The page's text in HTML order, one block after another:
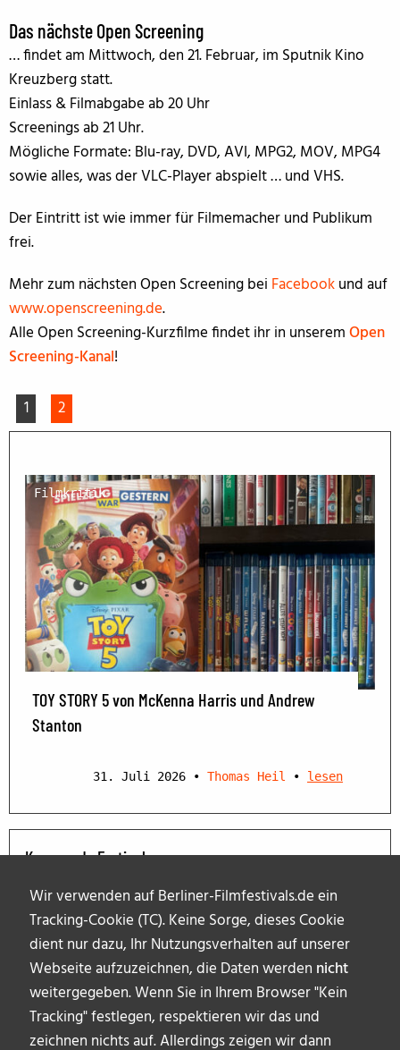
Wir verwenden auf Berliner-Filmfestivals.de ein
Tracking-Cookie (TC). Keine Sorge, dieses Cookie
dient nur dazu, Ihr Nutzungsverhalten auf unserer
Webseite aufzuzeichnen, die Daten werden nicht
weitergegeben. Wenn Sie in Ihrem Browser "Kein
Tracking" festlegen, respektieren wir das und
zeichnen nichts auf. Allerdings zeigen wir dann
Das nächsteOpen Screening
… findet am Mittwoch, den 21. Februar, im Sputnik Kino
Kreuzberg statt.
Einlass & Filmabgabe ab 20 Uhr
Screenings ab 21 Uhr.
Mögliche Formate: Blu-ray, DVD, AVI, MPG2, MOV, MPG4
sowie alles, was der VLC-Player abspielt … und VHS.
Der Eintritt ist wie immer für Filmemacher und Publikum
frei.
Mehr zum nächsten Open Screening bei Facebookund auf
www.openscreening.de.
Alle Open Screening-Kurzfilme findet ihr in unseremOpen
Screening-Kanal!
1 2
Filmkritik
TOY STORY 5 von McKenna Harris und Andrew
Stanton
31. Juli 2026 • Thomas Heil • lesen
Kommende Festivals